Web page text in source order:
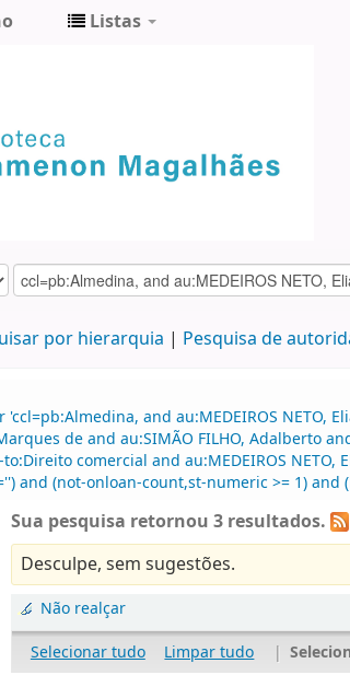
Listas
por hierarquia Pesquisa de
'ccl=pb:Almedina, and au:MEDEIROS
de and au:SIMÃO FILHO, Adalberto
comercial and au:MEDEIROS
and (not-onloan-count,st-numeric >= 1) and
Sua pesquisa retornou 3 resultados.
Desculpe, sem sugestões.
Não realçar
Selecionar tudo
Limpar tudo |